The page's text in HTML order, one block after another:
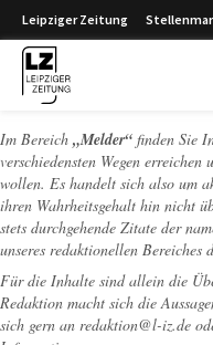
Leipziger Zeitung
Im Bereich „Melder“ finden Sie
verschiedensten Wegen
wollen. Es handelt sich also um
ihren Wahrheitsgehalt hin nicht
stets durchgehende Zitate der
unseres redaktionellen Bereiches
Für die Inhalte sind allein die
Redaktion macht sich die
sich gern an redaktion@l-iz.de